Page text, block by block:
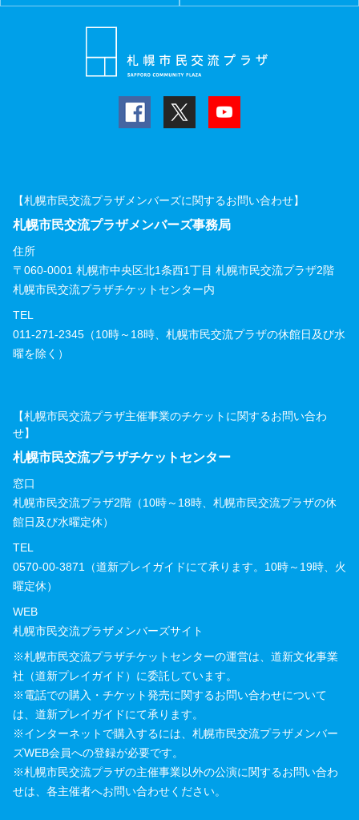
【札幌市民交流プラザメンバーズに関するお問い合わせ】
札幌市民交流プラザメンバーズ事務局
住所
〒060-0001 札幌市中央区北1条西1丁目 札幌市民交流プラザ2階
札幌市民交流プラザチケットセンター内
TEL
011-271-2345（10時～18時、札幌市民交流プラザの休館日及び水
曜を除く）
【札幌市民交流プラザ主催事業のチケットに関するお問い合わ
せ】
札幌市民交流プラザチケットセンター
窓口
札幌市民交流プラザ2階（10時～18時、札幌市民交流プラザの休
館日及び水曜定休）
TEL
0570-00-3871（道新プレイガイドにて承ります。10時～19時、火
曜定休）
WEB
札幌市民交流プラザメンバーズサイト
※札幌市民交流プラザチケットセンターの運営は、道新文化事業
社（道新プレイガイド）に委託しています。
※電話での購入・チケット発売に関するお問い合わせについて
は、道新プレイガイドにて承ります。
※インターネットで購入するには、札幌市民交流プラザメンバー
ズWEB会員への登録が必要です。
※札幌市民交流プラザの主催事業以外の公演に関するお問い合わ
せは、各主催者へお問い合わせください。